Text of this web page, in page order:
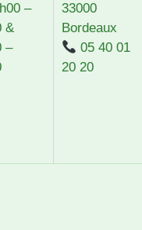
–
&
–
33000
Bordeaux
05 40 01
20 20